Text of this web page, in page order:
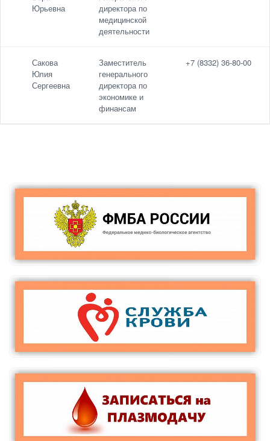
Юрьевна
директора по
медицинской
деятельности
Сакова
Юлия
Сергеевна
Заместитель
генерального
директора по
экономике и
финансам
+7 (8332) 36-80-00